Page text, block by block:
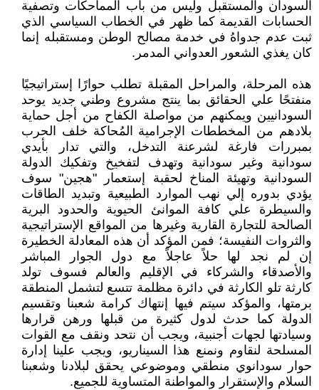
السودان والمستقبل وليس من باب المماحكات وتصفية
الحسابات القديمة كما ظهر في الخطاب السياسي الذي
ثبت عدم جدواهُ في خدمة مصالح الوطن ومستقبله إنما
كان يغذي الشعور العدواني المدمر.
هذه المرحلة، والمراحل المقبلة تطلب حوارًا إستراتيجيًا
منفتحًا علي الحقائق بما ينتج مشروع وطني جديد يوحد
السودانيين ويمكنهم من مواصلة الكفاح من أجل حماية
بلادهم من المخططات الإجرامية المُحاكة خلف الحرب
بمبررات فارغة لشرعنة التدخل، والتي تدار بأيدي
سودانية وغير سودانية وتهدف لتفخيخ وتفكيك الدولة
السودانية وتهيئة المناخ لحقبة إستعمار "هجين" سوف
يؤدي بدوره إلي نهب الموارد الطبيعية وتبديد الطاقات
والسيطرة علي كافة الموانئ الحيوية والحدود البرية
الصالحة للتجارة القارية وغيرها من المواقع الإستراتيجية
والثروات النفيسة؛ فمن المؤكد أن هذه المعادلة الخطيرة
إن لم نجد لها حلاً عاجلاً مع دول الجوار المباشر
والأصدقاء والشركاء في الإقليم والعالم فسوف تولد
كارثة تلو الكارثة في دائرة مظلمة تتسع لتشمل المنطقة
برمتها، والمؤكد سيتم فيها إنتهاك كرامة شعبنا وتقسيم
الدولة كما حدث لدول كثيرة من قبلها ورهن قرارها
وسيادتها لجهات أجنبية، ويجب أن نتحد ونقف مع القوات
المسلحة لنقاوم ونمنع هذا السيناريو، ويجب علينا إدارة
حوار سودانوي منطقي وموضوعي يحقق لبلادنا وشعبنا
السلام والإستقرار والمواطنة المتساوية للجميع.